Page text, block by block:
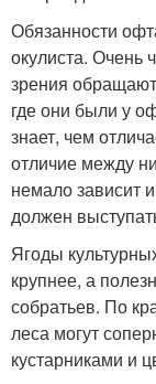
Обязанности
окулиста.
зрения
где они были у
знает, чем
отличие между
немало зависит
должен
Ягоды
крупнее, а
собратьев. По
леса могут
кустарниками и